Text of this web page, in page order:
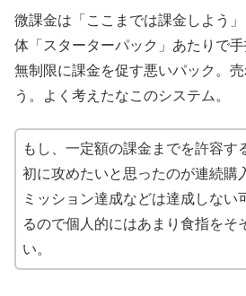
微課金は「ここまでは課金しよう
体「スターターパック」あたりで手
無制限に課金を促す悪いパック。
う。よく考えたなこのシステム。
もし、一定額の課金までを許容す
初に攻めたいと思ったのが連続購
ミッション達成などは達成しない
るので個人的にはあまり食指をそ
い。